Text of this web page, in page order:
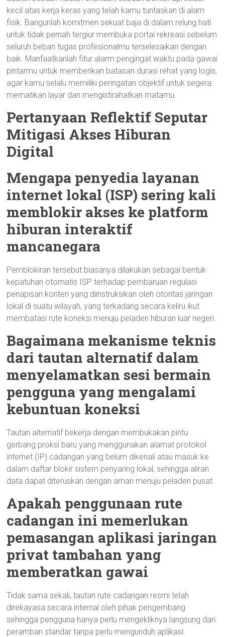
kecil atas kerja keras yang telah kamu tuntaskan di alam
fisik. Bangunlah komitmen sekuat baja di dalam relung hati
untuk tidak pernah tergiur membuka portal rekreasi sebelum
seluruh beban tugas profesionalmu terselesaikan dengan
baik. Manfaatkanlah fitur alarm pengingat waktu pada gawai
pintarmu untuk memberikan batasan durasi rehat yang logis,
agar kamu selalu memiliki peringatan objektif untuk segera
mematikan layar dan mengistirahatkan matamu.
Pertanyaan Reflektif Seputar
Mitigasi Akses Hiburan
Digital
Mengapa penyedia layanan
internet lokal (ISP) sering kali
memblokir akses ke platform
hiburan interaktif
mancanegara
Pemblokiran tersebut biasanya dilakukan sebagai bentuk
kepatuhan otomatis ISP terhadap pembaruan regulasi
penapisan konten yang diinstruksikan oleh otoritas jaringan
lokal di suatu wilayah, yang terkadang secara keliru ikut
membatasi rute koneksi menuju peladen hiburan luar negeri.
Bagaimana mekanisme teknis
dari tautan alternatif dalam
menyelamatkan sesi bermain
pengguna yang mengalami
kebuntuan koneksi
Tautan alternatif bekerja dengan membukakan pintu
gerbang proksi baru yang menggunakan alamat protokol
internet (IP) cadangan yang belum dikenali atau masuk ke
dalam daftar blokir sistem penyaring lokal, sehingga aliran
data dapat diteruskan dengan aman menuju peladen pusat.
Apakah penggunaan rute
cadangan ini memerlukan
pemasangan aplikasi jaringan
privat tambahan yang
memberatkan gawai
Tidak sama sekali, tautan rute cadangan resmi telah
direkayasa secara internal oleh pihak pengembang
sehingga pengguna hanya perlu mengekliknya langsung dari
peramban standar tanpa perlu mengunduh aplikasi